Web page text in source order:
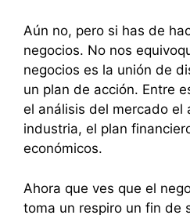
Aún no, pero si has de
negocios. No nos
negocios es la unión de
un plan de acción. Entre
el análisis del mercado el
industria, el plan
económicos.
Ahora que ves que el
toma un respiro un fin de